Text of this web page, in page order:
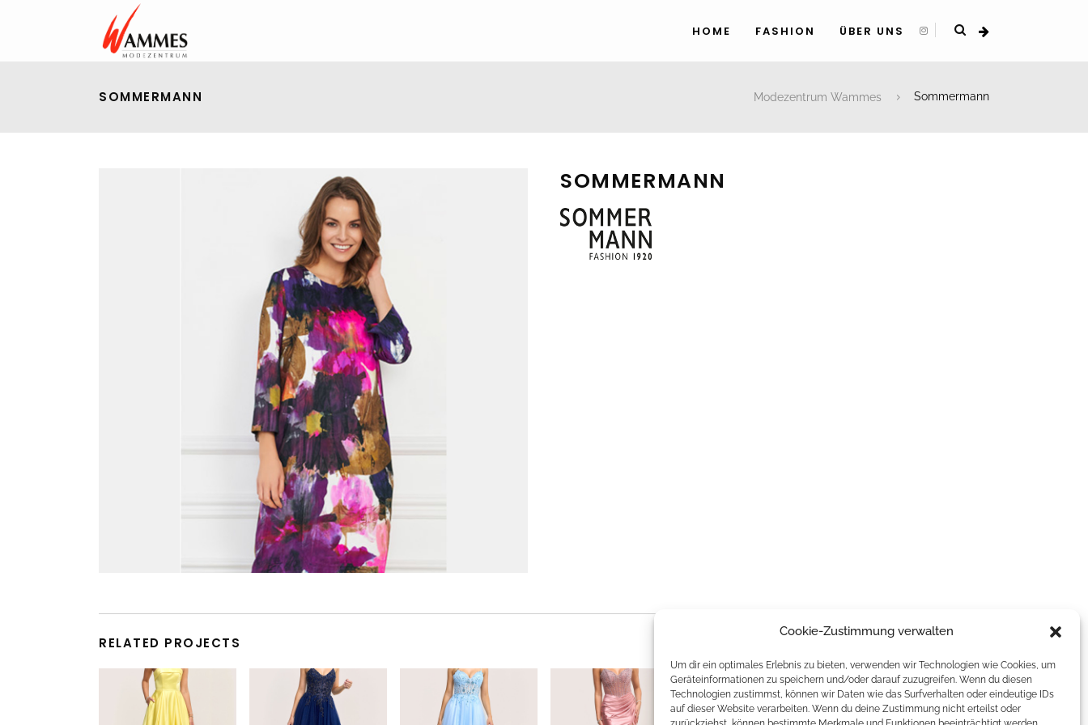
Cookie-Zustimmung verwalten
Um dir ein optimales Erlebnis zu bieten, verwenden wir Technologien wie Cookies, um
Geräteinformationen zu speichern und/oder darauf zuzugreifen. Wenn du diesen
Technologien zustimmst, können wir Daten wie das Surfverhalten oder eindeutige IDs
auf dieser Website verarbeiten. Wenn du deine Zustimmung nicht erteilst oder
HOME FASHION ÜBER UNS
SOMMERMANN Modezentrum Wammes Sommermann
SOMMERMANN
RELATED PROJECTS